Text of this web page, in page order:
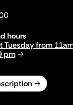
hours
Tuesday from
pm